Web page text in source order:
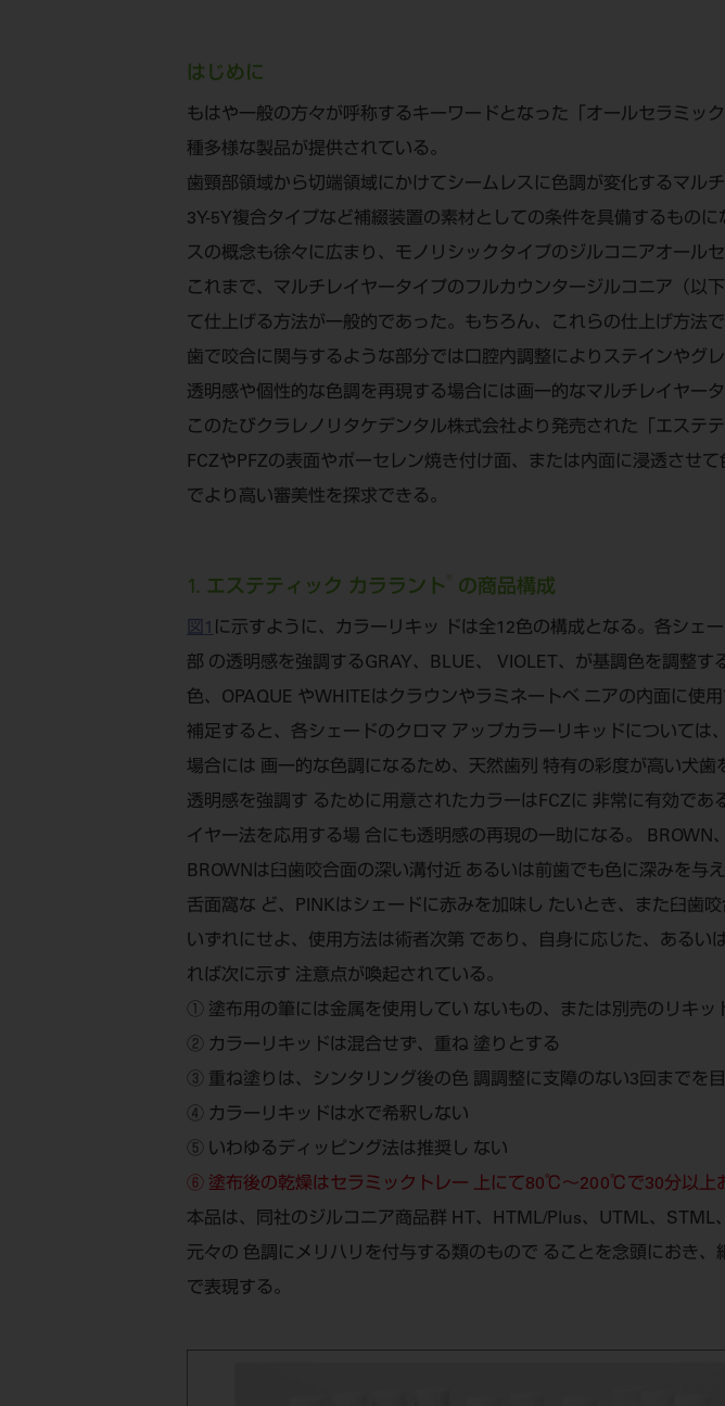
はじめに
もはや一般の方々が呼称するキーワードとなった「オールセラミッ
種多様な製品が提供されている。
歯頸部領域から切端領域にかけてシームレスに色調が変化するマル
3Y-5Y複合タイプなど補綴装置の素材としての条件を具備するもの
スの概念も徐々に広まり、モノリシックタイプのジルコニアオール
これまで、マルチレイヤータイプのフルカウンタージルコニア（以
て仕上げる方法が一般的であった。もちろん、これらの仕上げ方法
歯で咬合に関与するような部分では口腔内調整によりステインやグ
透明感や個性的な色調を再現する場合には画一的なマルチレイヤー
このたびクラレノリタケデンタル株式会社より発売された「エステ
FCZやPFZの表面やポーセレン焼き付け面、または内面に浸透させ
でより高い審美性を探求できる。
1. エステティック カララント の商品構成
図1
に示すように、カラーリキッ ドは全12色の構成となる。各シ
部 の透明感を強調するGRAY、BLUE、 VIOLET、が基調色を調整
色、OPAQUE やWHITEはクラウンやラミネートベ ニアの内面に使
補足すると、各シェードのクロマ アップカラーリキッドについて
場合には 画一的な色調になるため、天然歯列 特有の彩度が高い犬
透明感を強調す るために用意されたカラーはFCZに 非常に有効で
イヤー法を応用する場 合にも透明感の再現の一助になる。 BROWN
BROWNは臼歯咬合面の深い溝付近 あるいは前歯でも色に深みを
舌面窩な ど、PINKはシェードに赤みを加味し たいとき、また臼歯
いずれにせよ、使用方法は術者次第 であり、自身に応じた、ある
れば次に示す 注意点が喚起されている。
① 塗布用の筆には金属を使用してい ないもの、または別売のリキッ
② カラーリキッドは混合せず、重ね 塗りとする
③ 重ね塗りは、シンタリング後の色 調調整に支障のない3回までを
④ カラーリキッドは水で希釈しない
⑤ いわゆるディッピング法は推奨し ない
⑥ 塗布後の乾燥はセラミックトレー 上にて80℃～200℃で30分以上
本品は、同社のジルコニア商品群 HT、HTML/Plus、UTML、
元々の 色調にメリハリを付与する類のもので ることを念頭におき
で表現する。